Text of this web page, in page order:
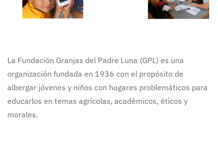
La Fundación Granjas del Padre Luna (GPL) es una
organización fundada en 1936 con el propósito de
albergar jóvenes y niños con hogares problemáticos para
educarlos en temas agrícolas, académicos, éticos y
morales.